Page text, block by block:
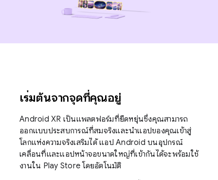
เริ่มต้นจากจุดที่คุณอยู่
Android XR เป็นแพลตฟอร์มที่ยืดหยุ่นซึ่งคุณสามารถ
ออกแบบประสบการณ์ที่สมจริงและนำแอปของคุณเข้าสู่
โลกแห่งความจริงเสริมได้ แอป Android บนอุปกรณ์
เคลื่อนที่และแอปหน้าจอขนาดใหญ่ที่เข้ากันได้จะพร้อมใช้
งานใน Play Store โดยอัตโนมัติ